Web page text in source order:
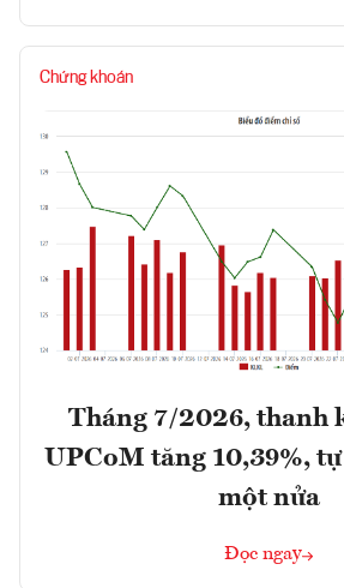
Chứng khoán
Tháng 7/2026, thanh
UPCoM tăng 10,39%,
một nửa
Đọc ngay